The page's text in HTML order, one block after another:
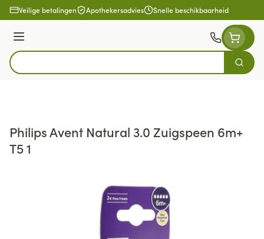
Ga naar de inhoud
Veilige betalingen Apothekersadvies Snelle beschikbaarheid
Menu
Product, merk, categorie...
Zoek
Philips Avent Natural 3.0 Zuigspeen 6m+
T5 1